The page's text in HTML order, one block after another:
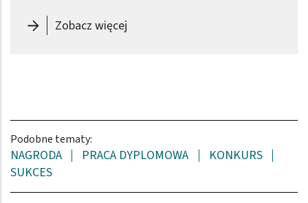
Zobacz więcej-
Podobne tematy:
NAGRODA PRACA DYPLOMOWA
KONKURS
SUKCES